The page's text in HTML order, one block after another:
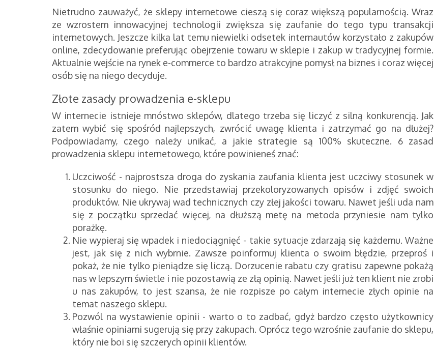
Nietrudno zauważyć, że sklepy internetowe cieszą się coraz większą popularnością. Wraz
ze wzrostem innowacyjnej technologii zwiększa się zaufanie do tego typu transakcji
internetowych. Jeszcze kilka lat temu niewielki odsetek internautów korzystało z zakupów
online, zdecydowanie preferując obejrzenie towaru w sklepie i zakup w tradycyjnej formie.
Aktualnie wejście na rynek e-commerce to bardzo atrakcyjne pomysł na biznes i coraz więcej
osób się na niego decyduje.
Złote zasady prowadzenia e-sklepu
W internecie istnieje mnóstwo sklepów, dlatego trzeba się liczyć z silną konkurencją. Jak
zatem wybić się spośród najlepszych, zwrócić uwagę klienta i zatrzymać go na dłużej?
Podpowiadamy, czego należy unikać, a jakie strategie są 100% skuteczne. 6 zasad
prowadzenia sklepu internetowego, które powinieneś znać:
Uczciwość - najprostsza droga do zyskania zaufania klienta jest uczciwy stosunek w
stosunku do niego. Nie przedstawiaj przekoloryzowanych opisów i zdjęć swoich
produktów. Nie ukrywaj wad technicznych czy złej jakości towaru. Nawet jeśli uda nam
się z początku sprzedać więcej, na dłuższą metę na metoda przyniesie nam tylko
porażkę.
Nie wypieraj się wpadek i niedociągnięć - takie sytuacje zdarzają się każdemu. Ważne
jest, jak się z nich wybrnie. Zawsze poinformuj klienta o swoim błędzie, przeproś i
pokaż, że nie tylko pieniądze się liczą. Dorzucenie rabatu czy gratisu zapewne pokażą
nas w lepszym świetle i nie pozostawią ze złą opinią. Nawet jeśli już ten klient nie zrobi
u nas zakupów, to jest szansa, że nie rozpisze po całym internecie złych opinie na
temat naszego sklepu.
Pozwól na wystawienie opinii - warto o to zadbać, gdyż bardzo często użytkownicy
właśnie opiniami sugerują się przy zakupach. Oprócz tego wzrośnie zaufanie do sklepu,
który nie boi się szczerych opinii klientów.